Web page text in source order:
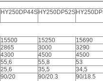
HY250DP44S HY250DP52S
15500 15250
15690
2865 3000
3290
4300 4500
4500
55,6 55,8
53
25,6 35,5
34,5
90/20 90/20.3 90/18.5